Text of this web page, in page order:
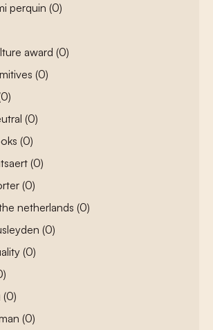
perquin (0)
award (0)
(0)
(0)
(0)
(0)
(0)
netherlands (0)
(0)
(0)
(0)
(0)